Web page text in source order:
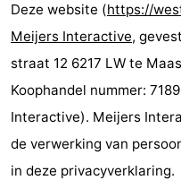
Nieuwpoort
Suites
(&
Campings
Vakantiehuizen
Deze website (https://
Meijers Interactive,
straat 12 6217 LW te
Koophandel nummer:
Interactive). Meijers
de verwerking van
in deze privacyverklaring.